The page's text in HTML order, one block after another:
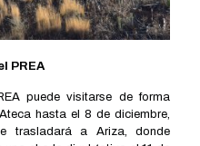
PREA
puede visitarse de forma
hasta el 8 de diciembre,
trasladará a Ariza, donde